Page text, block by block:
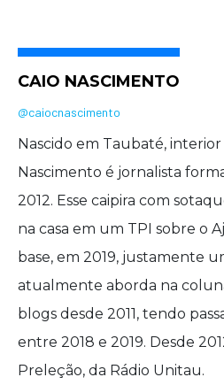
CAIO NASCIMENTO
@caiocnascimento
Nascido em Taubaté, interior
Nascimento é jornalista
2012. Esse caipira com
na casa em um TPI sobre o
base, em 2019, justamente
atualmente aborda na
blogs desde 2011, tendo
entre 2018 e 2019. Desde
Preleção, da Rádio Unitau.